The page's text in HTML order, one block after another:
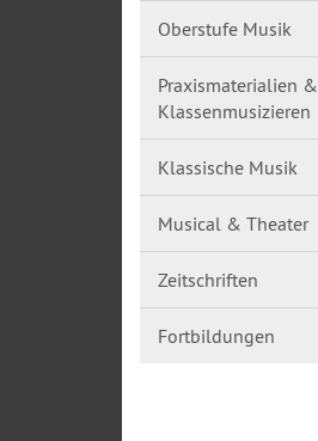
Oberstufe Musik
Praxismaterialien &
Klassenmusizieren
Klassische Musik
Musical & Theater
Zeitschriften
Fortbildungen